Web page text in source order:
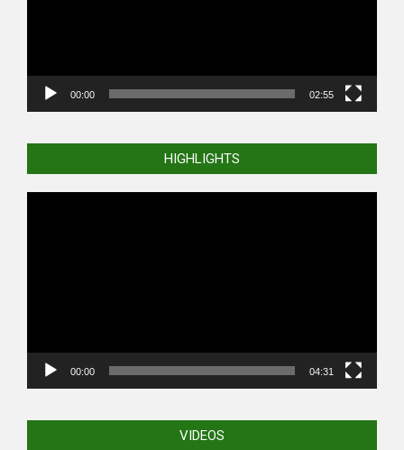
00:00 02:55
HIGHLIGHTS
00:00 04:31
VIDEOS